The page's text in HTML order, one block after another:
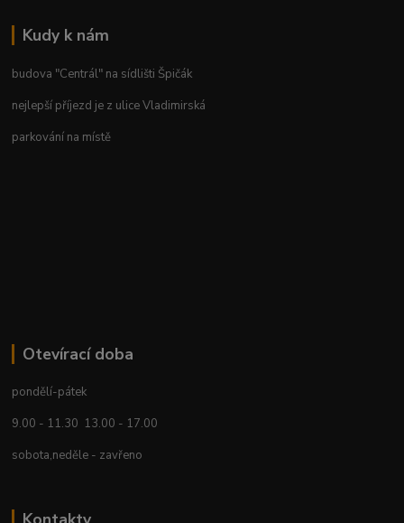
Kudy k nám
budova "Centrál" na sídlišti Špičák
nejlepší příjezd je z ulice Vladimirská
parkování na místě
Otevírací doba
pondělí-pátek
9.00 - 11.30 13.00 - 17.00
sobota,neděle - zavřeno